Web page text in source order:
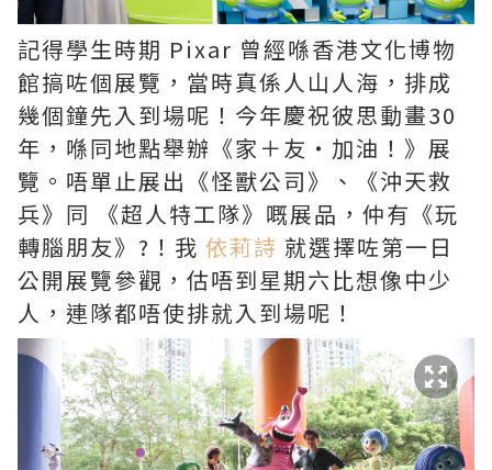
記得學生時期 Pixar 曾經喺香港文化博物
館搞咗個展覽，當時真係人山人海，排成
幾個鐘先入到場呢！今年慶祝彼思動畫30
年，喺同地點舉辦《家＋友‧加油！》展
覽。唔單止展出《怪獸公司》、《沖天救
兵》同 《超人特工隊》嘅展品，仲有《玩
轉腦朋友》?！我 依莉詩 就選擇咗第一日
公開展覽參觀，估唔到星期六比想像中少
人，連隊都唔使排就入到場呢！